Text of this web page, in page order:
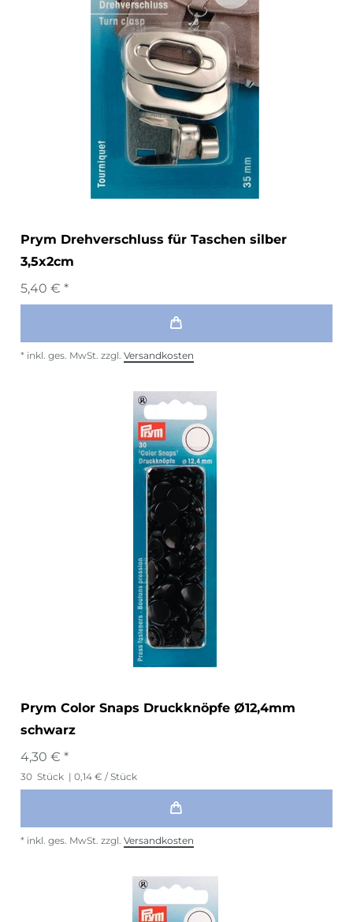
Prym Drehverschluss für Taschen silber
3,5x2cm
5,40 € *
* inkl. ges. MwSt. zzgl. Versandkosten
Prym Color Snaps Druckknöpfe Ø12,4mm
schwarz
4,30 € *
30 Stück | 0,14 € / Stück
* inkl. ges. MwSt. zzgl. Versandkosten